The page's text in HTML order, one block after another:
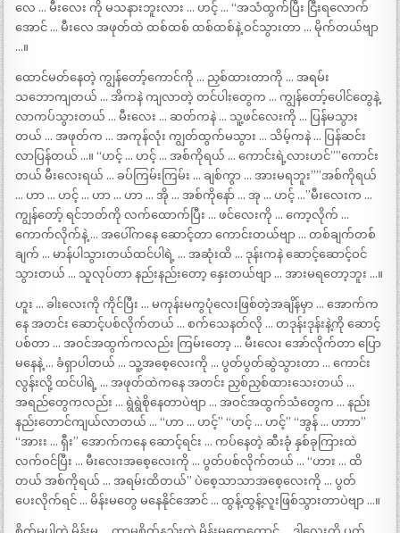
လေ … မီးလေး ကို မသနားဘူးလား … ဟင့် … “အသံထွက်ပြီး ငြီးရလောက်
အောင် … မီးလေ အဖုတ်ထဲ ထစ်ထစ် ထစ်ထစ်နဲ့ ဝင်သွားတာ … မိုက်တယ်ဗျာ
…။
ထောင်မတ်နေတဲ့ ကျွန်တော့်ကောင်ကို … ညှစ်ထားတာကို … အရမ်း
သဘောကျတယ် … အိကနဲ ကျလာတဲ့ တင်ပါးတွေက … ကျွန်တော့်ပေါင်တွေနဲ့
လာကပ်သွားတယ် … မီးလေး … ဆတ်ကနဲ … သူ့ဖင်လေးကို … ပြန်မသွား
တယ် … အဖုတ်က … အကုန်လုံး ကျွတ်ထွက်မသွား … သိမ့်ကနဲ … ပြန်ဆင်း
လာပြန်တယ် …။ “ဟင့် … ဟင့် … အစ်ကိုရယ် … ကောင်းရဲ့လားဟင်””ကောင်း
တယ် မီးလေးရယ် … ခပ်ကြမ်းကြမ်း … ချစ်ကွာ … အားမရဘူး””အစ်ကိုရယ်
… ဟာ … ဟင့် … ဟာ … ဟာ … အို … အစ်ကိုနော် … အု … ဟင့် …”မီးလေးက …
ကျွန်တော့် ရင်ဘတ်ကို လက်ထောက်ပြီး … ဖင်လေးကို … ကော့လိုက် …
ကောက်လိုက်နဲ့ … အပေါ်ကနေ ဆောင့်တာ ကောင်းတယ်ဗျာ … တစ်ချက်တစ်
ချက် … မာန်ပါသွားတယ်ထင်ပါရဲ့ … အဆုံးထိ … ဒုန်းကနဲ ဆောင့်ဆောင့်ဝင်
သွားတယ် … သူလုပ်တာ နည်းနည်းတော့ နှေးတယ်ဗျာ … အားမရတော့ဘူး …။
ဟူး … ခါးလေးကို ကိုင်ပြီး … မကုန်းမကွပုံလေးဖြစ်တဲ့အချိန်မှာ … အောက်က
နေ အတင်း ဆောင့်ပစ်လိုက်တယ် … စက်သေနတ်လို … တဒုန်းဒုန်းနဲ့ကို ဆောင့်
ပစ်တာ … အဝင်အထွက်ကလည်း ကြမ်းတော့ … မီးလေး အော်လိုက်တာ ပြော
မနေနဲ့ … ခံရှာပါတယ် … သူ့အစေ့လေးကို … ပွတ်ပွတ်ဆွဲသွားတာ … ကောင်း
လွန်းလို့ ထင်ပါရဲ့ … အဖုတ်ထဲကနေ အတင်း ညှစ်ညှစ်ထားသေးတယ် …
အရည်တွေကလည်း … ရွဲရွဲစိုနေတာပဲဗျာ … အဝင်အထွက်သံတွေက … နည်း
နည်းတောင်ကျယ်လာတယ် … “ဟာ … ဟင့်” “ဟင့် … ဟင့်” “အွန် … ဟာာာ”
“အားး … ရှီး” အောက်ကနေ ဆောင့်ရင်း … ကပ်နေတဲ့ ဆီးခုံ နှစ်ခုကြားထဲ
လက်ဝင်ပြီး … မီးလေးအစေ့လေးကို … ပွတ်ပစ်လိုက်တယ် … “ဟား … ထိ
တယ် အစ်ကိုရယ် … အရမ်းထိတယ်” ပဲစေ့သာသာအစေ့လေးကို … ပွတ်
ပေးလိုက်ရင် … မိန်းမတွေ မနေနိုင်အောင် … ထွန့်ထွန့်လူးဖြစ်သွားတာပဲဗျာ …။